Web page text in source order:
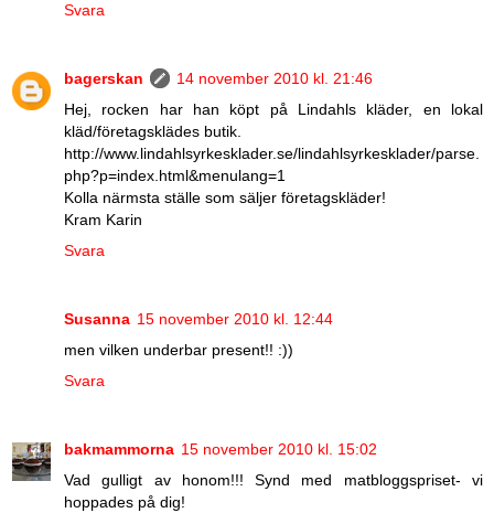
Svara
bagerskan
14 november 2010 kl. 21:46
Hej, rocken har han köpt på Lindahls kläder, en lokal
kläd/företagsklädes butik.
http://www.lindahlsyrkesklader.se/lindahlsyrkesklader/parse.
php?p=index.html&menulang=1
Kolla närmsta ställe som säljer företagskläder!
Kram Karin
Svara
Susanna 15 november 2010 kl. 12:44
men vilken underbar present!! :))
Svara
bakmammorna 15 november 2010 kl. 15:02
Vad gulligt av honom!!! Synd med matbloggspriset- vi
hoppades på dig!